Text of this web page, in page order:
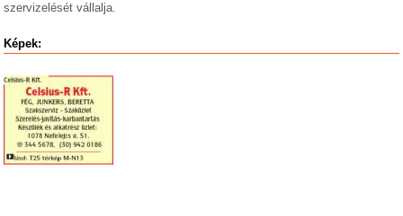
szervizelését vállalja.
Képek: